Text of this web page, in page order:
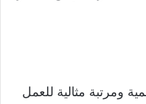
ومرتبة مثالية للعمل